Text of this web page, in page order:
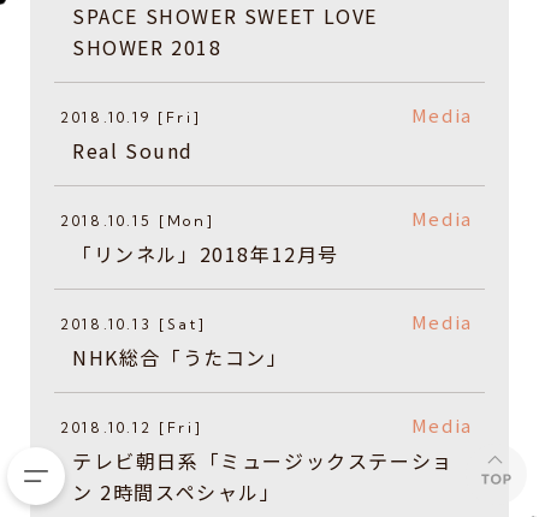
​SPACE SHOWER SWEET LOVE
SHOWER 2018
2018.10.19 [Fri] Media
Real Sound
2018.10.15 [Mon] Media
​「リンネル」2018年12月号
2018.10.13 [Sat] Media
NHK総合「うたコン」
2018.10.12 [Fri] Media
テレビ朝日系「ミュージックステーショ
ン 2時間スペシャル」